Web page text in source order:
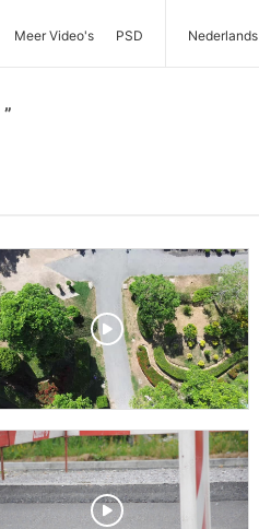
Meer Video's PSD Nederlands